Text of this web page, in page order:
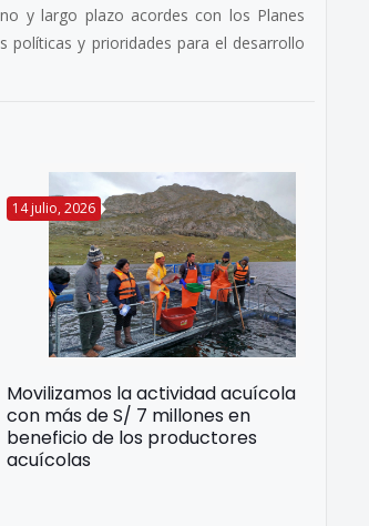
y largo plazo acordes con los Planes
políticas y prioridades para el desarrollo
14 julio, 2026
Movilizamos la actividad acuícola
con más de S/ 7 millones en
beneficio de los productores
acuícolas